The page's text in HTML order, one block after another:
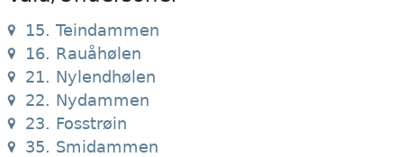
15. Teindammen
16. Rauåhølen
21. Nylendhølen
22. Nydammen
23. Fosstrøin
35. Smidammen